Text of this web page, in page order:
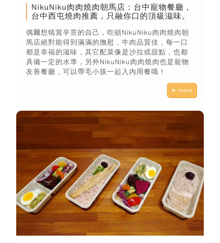
NikuNiku肉肉燒肉朝馬店：台中寵物餐廳，
台中西屯燒肉推薦，只融你口的頂級滋味。
偶爾想犒賞辛苦的自己，吃頓NikuNiku肉肉燒肉朝
馬店絕對能得到滿滿的撫慰，牛肉品質佳，每一口
都是幸福的滋味，其它配菜像是沙拉或甜點，也都
具備一定的水準，另外NikuNiku肉肉燒肉也是寵物
友善餐廳，可以帶毛小孩一起入內用餐哦！
➤ more